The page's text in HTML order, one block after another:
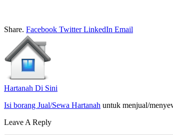
Share. Facebook Twitter LinkedIn Email
Hartanah Di Sini
Isi borang Jual/Sewa Hartanah untuk menjual/
Leave A Reply